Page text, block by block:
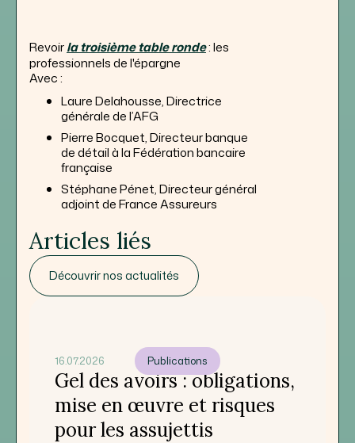
Revoirla troisième table ronde: les
professionnels de l'épargne
Avec :
Laure Delahousse, Directrice
générale de l’AFG
Pierre Bocquet, Directeur banque
de détail à la Fédération bancaire
française
Stéphane Pénet, Directeur général
adjoint de France Assureurs
Articles liés
Découvrir nos actualités
16.07.2026
Gel des avoirs : obligations,
mise en œuvre et risques
pour les assujettis
Publications